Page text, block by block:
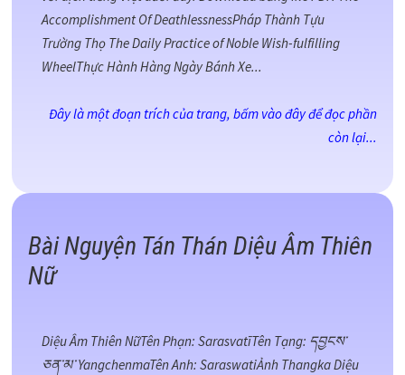
Accomplishment Of DeathlessnessPháp Thành Tựu
Trường Thọ The Daily Practice of Noble Wish-fulfilling
WheelThực Hành Hàng Ngày Bánh Xe...
Đây là một đoạn trích của trang, bấm vào đây để đọc phần
còn lại...
Bài Nguyện Tán Thán Diệu Âm Thiên
Nữ
Diệu Âm Thiên NữTên Phạn: SarasvatīTên Tạng: དབྱངས་
ཅན་མ་ YangchenmaTên Anh: SaraswatiẢnh Thangka Diệu